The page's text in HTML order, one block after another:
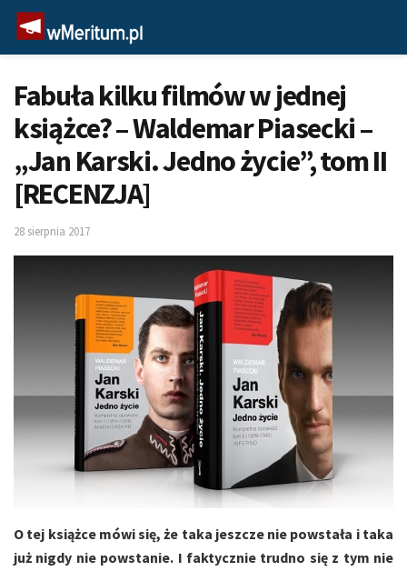
Fabuła kilku filmów w jednej
książce? – Waldemar Piasecki –
„Jan Karski. Jedno życie”, tom II
[RECENZJA]
28 sierpnia 2017
O tej książce mówi się, że taka jeszcze nie powstała i taka
już nigdy nie powstanie. I faktycznie trudno się z tym nie